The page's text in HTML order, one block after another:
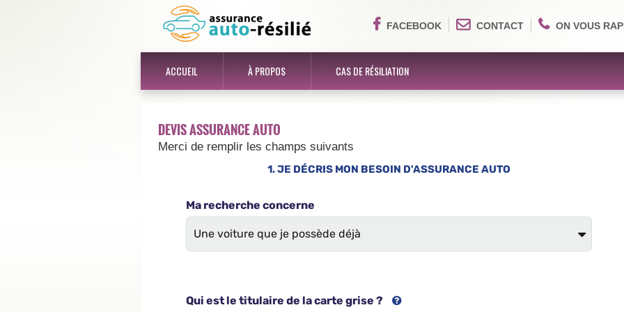
FACEBOOK CONTACT ON VOUS
ACCUEIL À PROPOS CAS DE RÉSILIATION
DEVIS ASSURANCE AUTO
Merci de remplir les champs suivants